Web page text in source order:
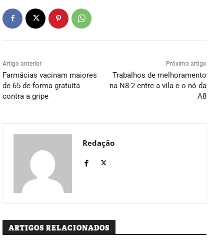
Artigo anterior
Farmácias vacinam maiores
de 65 de forma gratuita
contra a gripe
Próximo artigo
Trabalhos de melhoramento
na N8-2 entre a vila e o nó da
A8
Redação
ARTIGOS RELACIONADOS